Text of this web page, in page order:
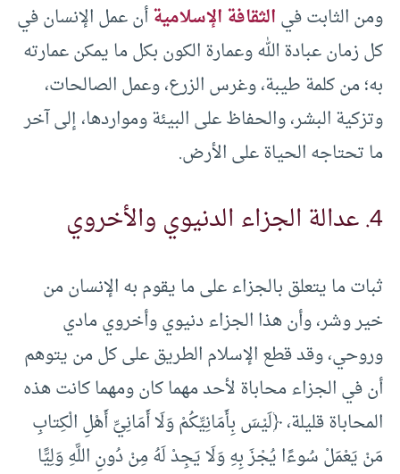
ومن الثابت فيالثقافة الإسلاميةأن عمل الإنسان في
كل زمان عبادة الله وعمارة الكون بكل ما يمكن عمارته
به؛ من كلمة طيبة، وغرس الزرع، وعمل الصالحات،
وتزكية البشر، والحفاظ على البيئة ومواردها، إلى آخر
ما تحتاجه الحياة على الأرض.
4. عدالة الجزاء الدنيوي والأخروي
ثبات ما يتعلق بالجزاء على ما يقوم به الإنسان من
خير وشر، وأن هذا الجزاء دنيوي وأخروي مادي
وروحي، وقد قطع الإسلام الطريق على كل من يتوهم
أن في الجزاء محاباة لأحد مهما كان ومهما كانت هذه
المحاباة قليلة، ﴿لَيْسَ بِأَمَانِيِّكُمْ وَلَا أَمَانِيِّ أَهْلِ الْكِتابِ
مَنْ يَعْمَلْ سُوءًا يُجْزَ بِهِ وَلَا يَجِدْ لَهُ مِنْ دُونِ اللَّهِ وَلِيًّا